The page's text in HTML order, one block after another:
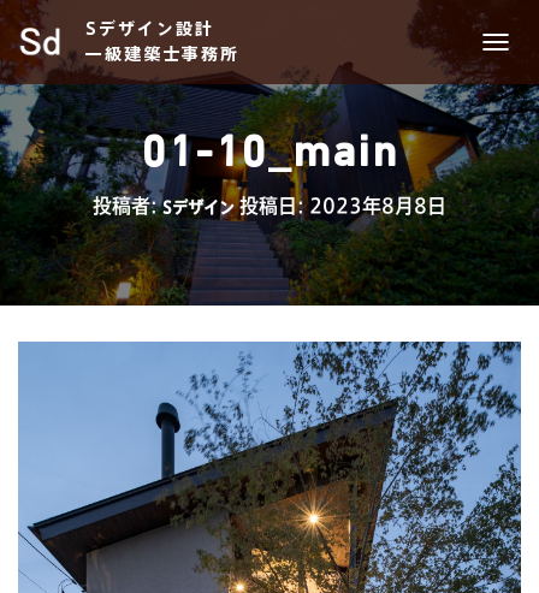
Sデザイン設計
一級建築士事務所
ビ
ゲ
ー
シ
ョ
ン
を
切
り
替
え
01-10_main
投稿者:Sデザイン投稿日:2023年8月8日